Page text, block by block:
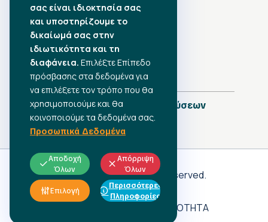
•Αύγουστος 2026
•Ιούλιος 2026
•Ιούνιος 2026
•Μάιος 2026
•Απρίλιος 2026
•Μάρτιος 2026
Πλήρες Ημερολόγιο Δημοσιεύσεων
Γ.Σ.Ε.Ε
© 2026 All rights reserved.
ΠΡΟΣΩΠΙΚΑ ΔΕΔΟΜΕΝΑ
ΠΡΟΣΒΑΣΙΜΟΤΗΤΑ
σας είναι ιδιοκτησία σας
και υποστηρίζουμε το
δικαίωμά σας στην
ιδιωτικότητα και τη
διαφάνεια. Επιλέξτε Επίπεδο
πρόσβασης στα δεδομένα για
να επιλέξετε τον τρόπο που θα
χρησιμοποιούμε και θα
κοινοποιούμε τα δεδομένα σας.
Προσωπικά Δεδομένα
Αποδοχή
Όλων
Απόρριψη
Όλων
Επιλογή
Περισσότερες
Πληροφορίες